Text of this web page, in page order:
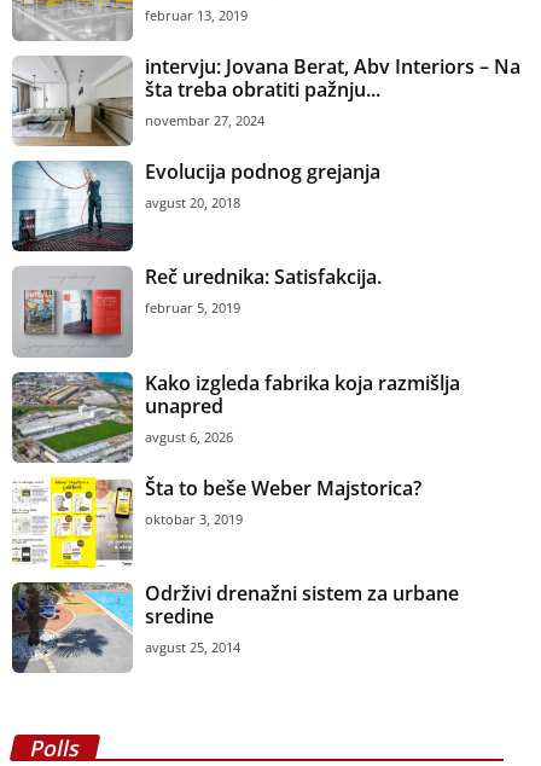
februar 13, 2019
intervju: Jovana Berat, Abv Interiors – Na
šta treba obratiti pažnju...
novembar 27, 2024
Evolucija podnog grejanja
avgust 20, 2018
Reč urednika: Satisfakcija.
februar 5, 2019
Kako izgleda fabrika koja razmišlja
unapred
avgust 6, 2026
Šta to beše Weber Majstorica?
oktobar 3, 2019
Održivi drenažni sistem za urbane
sredine
avgust 25, 2014
Polls